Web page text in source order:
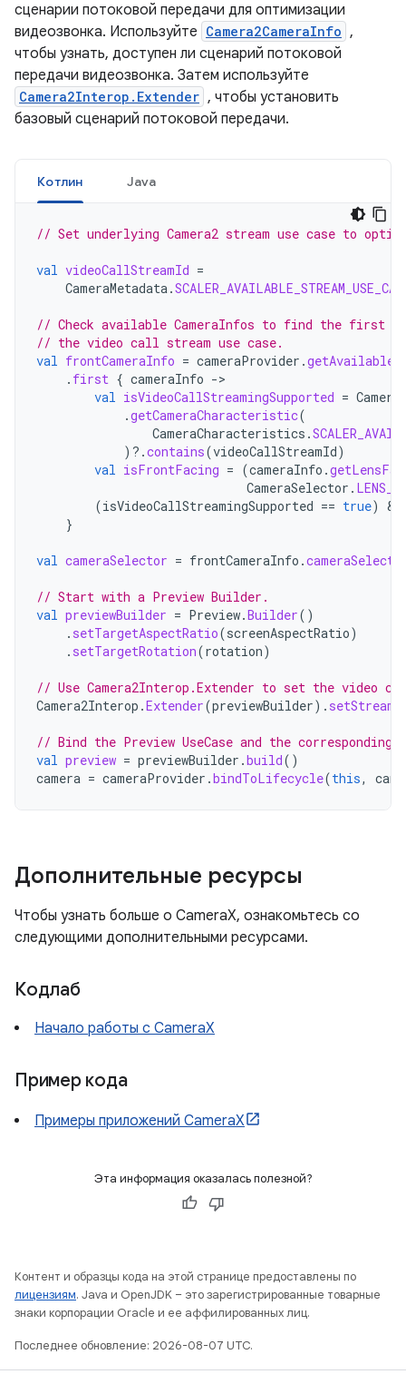
сценарии потоковой передачи для оптимизации
видеозвонка. Используйте Camera2CameraInfo ,
чтобы узнать, доступен ли сценарий потоковой
передачи видеозвонка. Затем используйте
Camera2Interop.Extender , чтобы установить
базовый сценарий потоковой передачи.
Котлин Java
// Set underlying Camera2 stream use case to
val videoCallStreamId =
CameraMetadata.
// Check available CameraInfos to find the first
// the video call stream use case.
val frontCameraInfo = cameraProvider .
. first { cameraInfo ->
val isVideoCallStreamingSupported =
.getCameraCharacteristic(
CameraCharacteristics .
) ?.contains(videoCallStreamId)
val isFrontFacing = (cameraInfo .
CameraSelector .
(isVideoCallStreamingSupported == true) &&
}
val cameraSelector = frontCameraInfo .
// Start with a Preview Builder.
val previewBuilder = Preview.Builder()
. setTargetAspectRatio(screenAspectRatio)
. setTargetRotation(rotation)
// Use Camera2Interop.Extender to set the video
Camera2Interop .Extender(previewBuilder).
// Bind the Preview UseCase and the corresponding
val preview = previewBuilder .build()
camera = cameraProvider .bindToLifecycle(this,
Дополнительные ресурсы
Чтобы узнать больше о CameraX, ознакомьтесь со
следующими дополнительными ресурсами.
Кодлаб
Начало работы с CameraX
Пример кода
Примеры приложений CameraX
Эта информация оказалась полезной?
Контент и образцы кода на этой странице предоставлены по
лицензиям. Java и OpenJDK – это зарегистрированные товарные
знаки корпорации Oracle и ее аффилированных лиц.
Последнее обновление: 2026-08-07 UTC.